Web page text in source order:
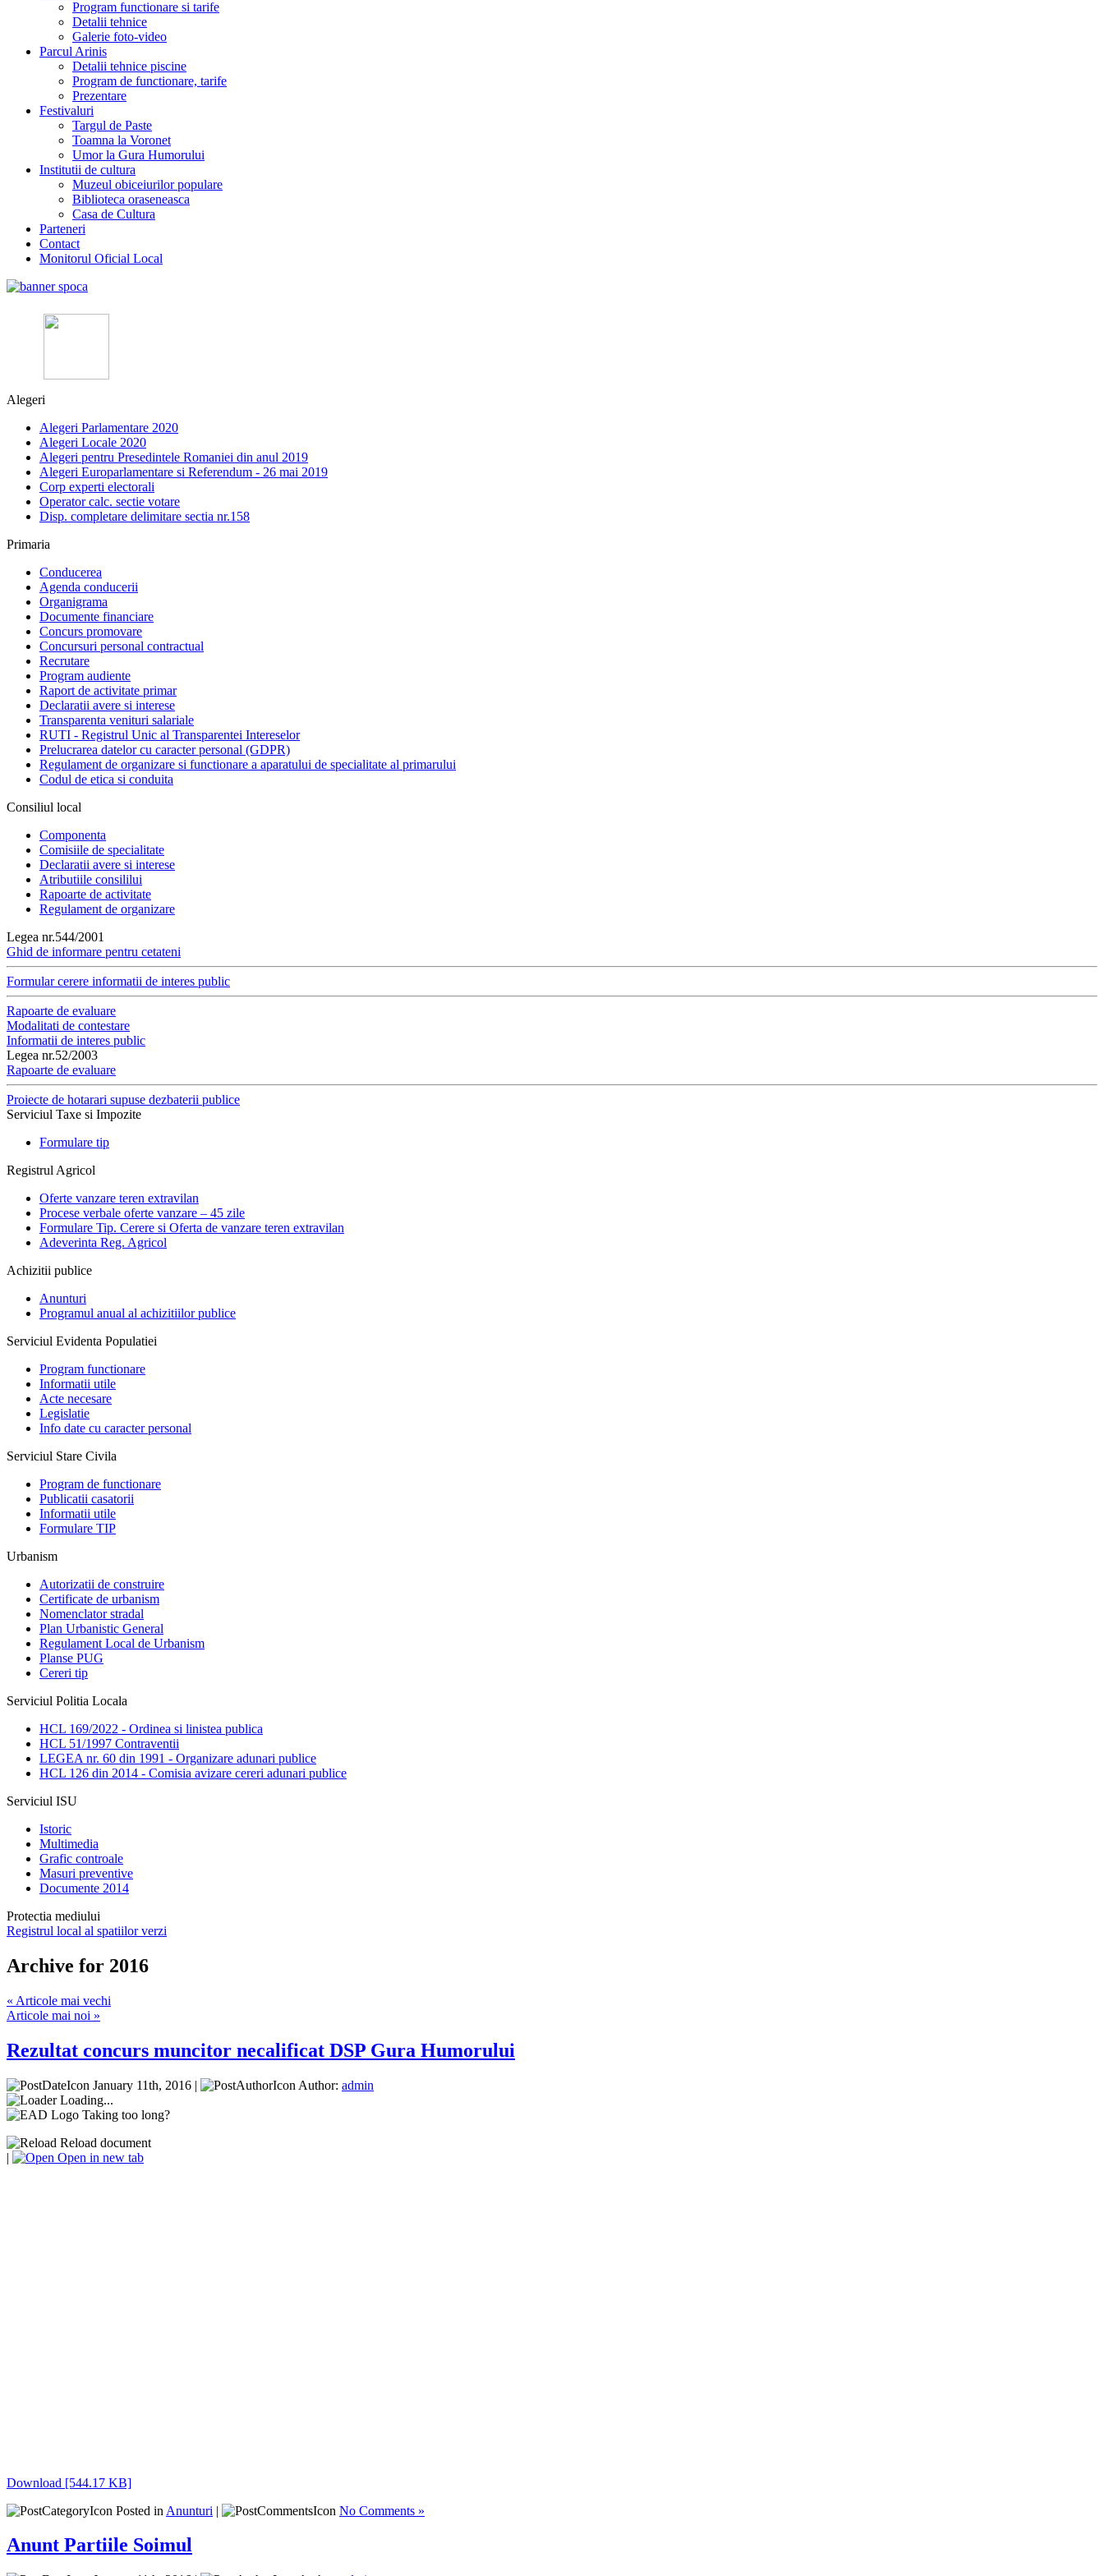
Program functionare si tarife
Detalii tehnice
Galerie foto-video
Parcul Arinis
Detalii tehnice piscine
Program de functionare, tarife
Prezentare
Festivaluri
Targul de Paste
Toamna la Voronet
Umor la Gura Humorului
Institutii de cultura
Muzeul obiceiurilor populare
Biblioteca oraseneasca
Casa de Cultura
Parteneri
Contact
Monitorul Oficial Local
Alegeri
Alegeri Parlamentare 2020
Alegeri Locale 2020
Alegeri pentru Presedintele Romaniei din anul 2019
Alegeri Europarlamentare si Referendum - 26 mai 2019
Corp experti electorali
Operator calc. sectie votare
Disp. completare delimitare sectia nr.158
Primaria
Conducerea
Agenda conducerii
Organigrama
Documente financiare
Concurs promovare
Concursuri personal contractual
Recrutare
Program audiente
Raport de activitate primar
Declaratii avere si interese
Transparenta venituri salariale
RUTI - Registrul Unic al Transparentei Intereselor
Prelucrarea datelor cu caracter personal (GDPR)
Regulament de organizare si functionare a aparatului de specialitate al primarului
Codul de etica si conduita
Consiliul local
Componenta
Comisiile de specialitate
Declaratii avere si interese
Atributiile consililui
Rapoarte de activitate
Regulament de organizare
Legea nr.544/2001
Ghid de informare pentru cetateni
Formular cerere informatii de interes public
Rapoarte de evaluare
Modalitati de contestare
Informatii de interes public
Legea nr.52/2003
Rapoarte de evaluare
Proiecte de hotarari supuse dezbaterii publice
Serviciul Taxe si Impozite
Formulare tip
Registrul Agricol
Oferte vanzare teren extravilan
Procese verbale oferte vanzare – 45 zile
Formulare Tip. Cerere si Oferta de vanzare teren extravilan
Adeverinta Reg. Agricol
Achizitii publice
Anunturi
Programul anual al achizitiilor publice
Serviciul Evidenta Populatiei
Program functionare
Informatii utile
Acte necesare
Legislatie
Info date cu caracter personal
Serviciul Stare Civila
Program de functionare
Publicatii casatorii
Informatii utile
Formulare TIP
Urbanism
Autorizatii de construire
Certificate de urbanism
Nomenclator stradal
Plan Urbanistic General
Regulament Local de Urbanism
Planse PUG
Cereri tip
Serviciul Politia Locala
HCL 169/2022 - Ordinea si linistea publica
HCL 51/1997 Contraventii
LEGEA nr. 60 din 1991 - Organizare adunari publice
HCL 126 din 2014 - Comisia avizare cereri adunari publice
Serviciul ISU
Istoric
Multimedia
Grafic controale
Masuri preventive
Documente 2014
Protectia mediului
Registrul local al spatiilor verzi
Archive for 2016
« Articole mai vechi
Articole mai noi »
Rezultat concurs muncitor necalificat DSP Gura Humorului
January 11th, 2016 | Author: admin
Loading...
Taking too long?
Reload document
|
Open in new tab
Download [544.17 KB]
Posted in Anunturi | No Comments »
Anunt Partiile Soimul